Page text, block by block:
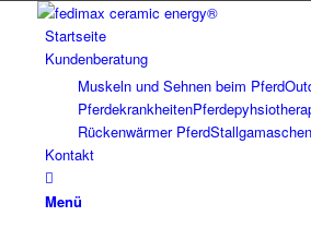
Startseite
Kundenberatung
Muskeln und Sehnen beim Pferd
Pferdekrankheiten
Rückenwärmer PferdStallgamaschen
Kontakt
Menü